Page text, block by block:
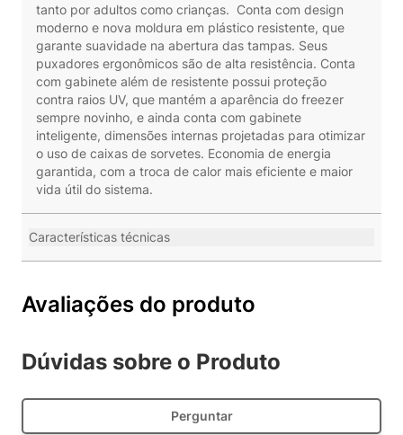
tanto por adultos como crianças. Conta com design
moderno e nova moldura em plástico resistente, que
garante suavidade na abertura das tampas. Seus
puxadores ergonômicos são de alta resistência. Conta
com gabinete além de resistente possui proteção
contra raios UV, que mantém a aparência do freezer
sempre novinho, e ainda conta com gabinete
inteligente, dimensões internas projetadas para otimizar
o uso de caixas de sorvetes. Economia de energia
garantida, com a troca de calor mais eficiente e maior
vida útil do sistema.
Características técnicas
Avaliações do produto
Dúvidas sobre o Produto
Perguntar